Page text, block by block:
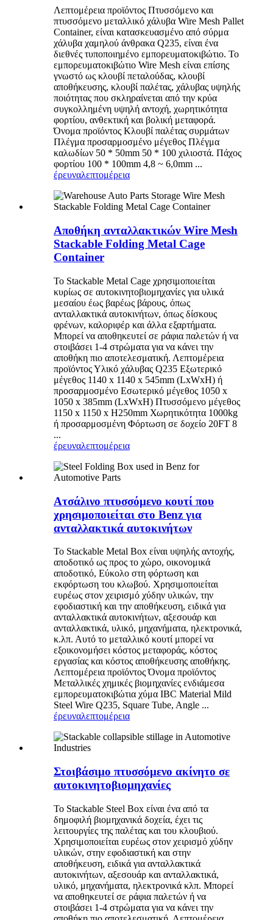
Λεπτομέρεια προϊόντος Πτυσσόμενο και
πτυσσόμενο μεταλλικό χάλυβα Wire Mesh Pallet
Container, είναι κατασκευασμένο από σύρμα
χάλυβα χαμηλού άνθρακα Q235, είναι ένα
διεθνές τυποποιημένο εμπορευματοκιβώτιο. Το
εμπορευματοκιβώτιο Wire Mesh είναι επίσης
γνωστό ως κλουβί πεταλούδας, κλουβί
αποθήκευσης, κλουβί παλέτας, χάλυβας υψηλής
ποιότητας που σκληραίνεται από την κρύα
συγκολλημένη υψηλή αντοχή, χωρητικότητα
φορτίου, ανθεκτική και βολική μεταφορά.
Όνομα προϊόντος Κλουβί παλέτας συρμάτων
Πλέγμα προσαρμοσμένο μέγεθος Πλέγμα
καλωδίων 50 * 50mm 50 * 100 χιλιοστά. Πάχος
φορτίου 100 * 100mm 4,8 ~ 6,0mm ...
έρευναλεπτομέρεια
Αποθήκη ανταλλακτικών Wire Mesh
Stackable Folding Metal Cage
Container
Το Stackable Metal Cage χρησιμοποιείται
κυρίως σε αυτοκινητοβιομηχανίες για υλικά
μεσαίου έως βαρέως βάρους, όπως
ανταλλακτικά αυτοκινήτων, όπως δίσκους
φρένων, καλοριφέρ και άλλα εξαρτήματα.
Μπορεί να αποθηκευτεί σε ράφια παλετών ή να
στοιβάσει 1-4 στρώματα για να κάνει την
αποθήκη πιο αποτελεσματική. Λεπτομέρεια
προϊόντος Υλικό χάλυβας Q235 Εξωτερικό
μέγεθος 1140 x 1140 x 545mm (LxWxH) ή
προσαρμοσμένο Εσωτερικό μέγεθος 1050 x
1050 x 385mm (LxWxH) Πτυσσόμενο μέγεθος
1150 x 1150 x H250mm Χωρητικότητα 1000kg
ή προσαρμοσμένη Φόρτωση σε δοχείο 20FT 8
...
έρευναλεπτομέρεια
Ατσάλινο πτυσσόμενο κουτί που
χρησιμοποιείται στο Benz για
ανταλλακτικά αυτοκινήτων
Το Stackable Metal Box είναι υψηλής αντοχής,
αποδοτικό ως προς το χώρο, οικονομικά
αποδοτικό, Εύκολο στη φόρτωση και
εκφόρτωση του κλωβού. Χρησιμοποιείται
ευρέως στον χειρισμό χύδην υλικών, την
εφοδιαστική και την αποθήκευση, ειδικά για
ανταλλακτικά αυτοκινήτων, αξεσουάρ και
ανταλλακτικά, υλικό, μηχανήματα, ηλεκτρονικά,
κ.λπ. Αυτό το μεταλλικό κουτί μπορεί να
εξοικονομήσει κόστος μεταφοράς, κόστος
εργασίας και κόστος αποθήκευσης αποθήκης.
Λεπτομέρεια προϊόντος Όνομα προϊόντος
Μεταλλικές χημικές βιομηχανίες ενδιάμεσα
εμπορευματοκιβώτια χύμα IBC Material Mild
Steel Wire Q235, Square Tube, Angle ...
έρευναλεπτομέρεια
Στοιβάσιμο πτυσσόμενο ακίνητο σε
αυτοκινητοβιομηχανίες
Το Stackable Steel Box είναι ένα από τα
δημοφιλή βιομηχανικά δοχεία, έχει τις
λειτουργίες της παλέτας και του κλουβιού.
Χρησιμοποιείται ευρέως στον χειρισμό χύδην
υλικών, στην εφοδιαστική και στην
αποθήκευση, ειδικά για ανταλλακτικά
αυτοκινήτων, αξεσουάρ και ανταλλακτικά,
υλικό, μηχανήματα, ηλεκτρονικά κλπ. Μπορεί
να αποθηκευτεί σε ράφια παλετών ή να
στοιβάσει 1-4 στρώματα για να κάνει την